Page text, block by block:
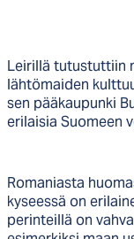
Leirillä tutustuttiin
lähtömaiden
sen pääkaupunki
erilaisia Suomeen
Romaniasta
kyseessä on
perinteillä on